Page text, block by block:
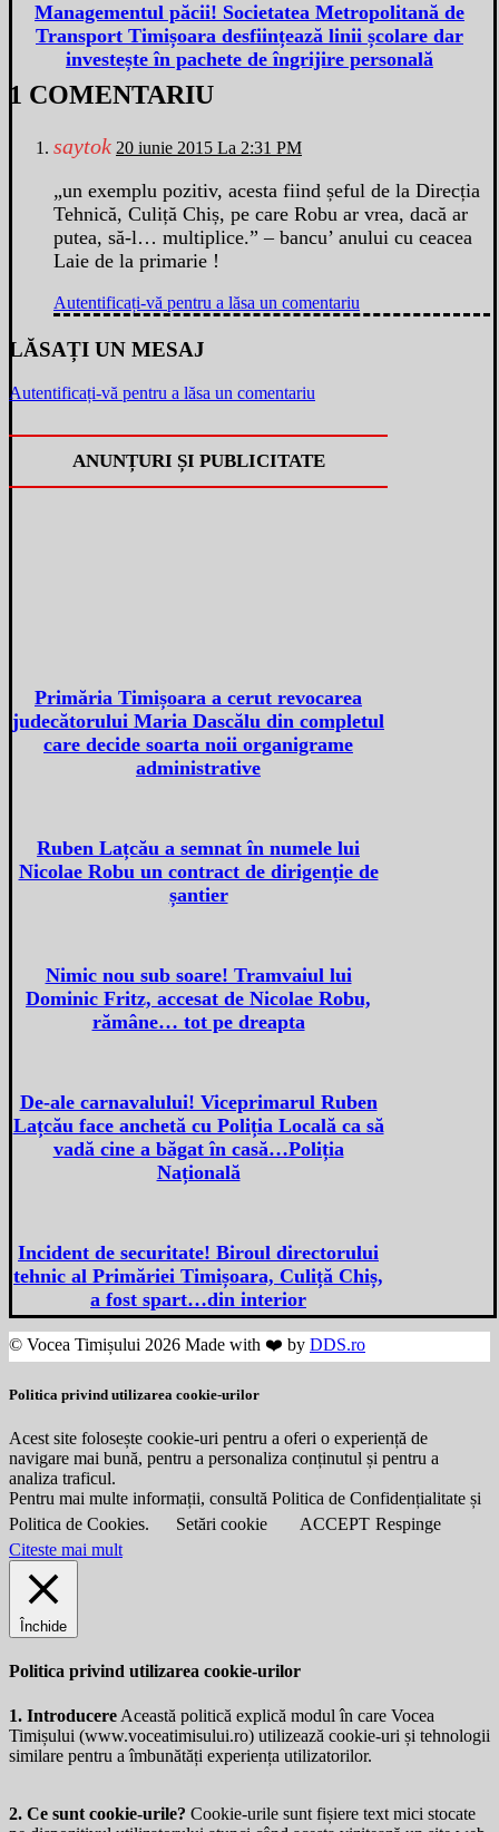
Managementul păcii! Societatea Metropolitană de
Transport Timișoara desființează linii școlare dar
investește în pachete de îngrijire personală
1 COMENTARIU
saytok 20 iunie 2015 La 2:31 PM
„un exemplu pozitiv, acesta fiind șeful de la Direcția
Tehnică, Culiță Chiș, pe care Robu ar vrea, dacă ar
putea, să-l… multiplice.” – bancu’ anului cu ceacea
Laie de la primarie !
Autentificați-vă pentru a lăsa un comentariu
LĂSAȚI UN MESAJ
Autentificați-vă pentru a lăsa un comentariu
ANUNȚURI ȘI PUBLICITATE
Primăria Timișoara a cerut revocarea
judecătorului Maria Dascălu din completul
care decide soarta noii organigrame
administrative
Ruben Lațcău a semnat în numele lui
Nicolae Robu un contract de dirigenție de
șantier
Nimic nou sub soare! Tramvaiul lui
Dominic Fritz, accesat de Nicolae Robu,
rămâne… tot pe dreapta
De-ale carnavalului! Viceprimarul Ruben
Lațcău face anchetă cu Poliția Locală ca să
vadă cine a băgat în casă…Poliția
Națională
Incident de securitate! Biroul directorului
tehnic al Primăriei Timișoara, Culiță Chiș,
a fost spart…din interior
© Vocea Timișului 2026 Made with ❤️ by DDS.ro
Politica privind utilizarea cookie-urilor
Acest site folosește cookie-uri pentru a oferi o experiență de
navigare mai bună, pentru a personaliza conținutul și pentru a
analiza traficul.
Pentru mai multe informații, consultă Politica de Confidențialitate și
Politica de Cookies.
Setări cookie ACCEPT Respinge
Citeste mai mult
Închide
Politica privind utilizarea cookie-urilor
1. Introducere Această politică explică modul în care Vocea
Timișului (www.voceatimisului.ro) utilizează cookie-uri și tehnologii
similare pentru a îmbunătăți experiența utilizatorilor.
2. Ce sunt cookie-urile? Cookie-urile sunt fișiere text mici stocate